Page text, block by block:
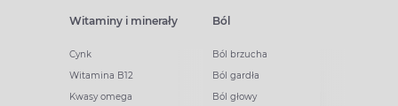
Witaminy i minerały
Cynk
Witamina B12
Kwasy omega
Ból
Ból brzucha
Ból gardła
Ból głowy